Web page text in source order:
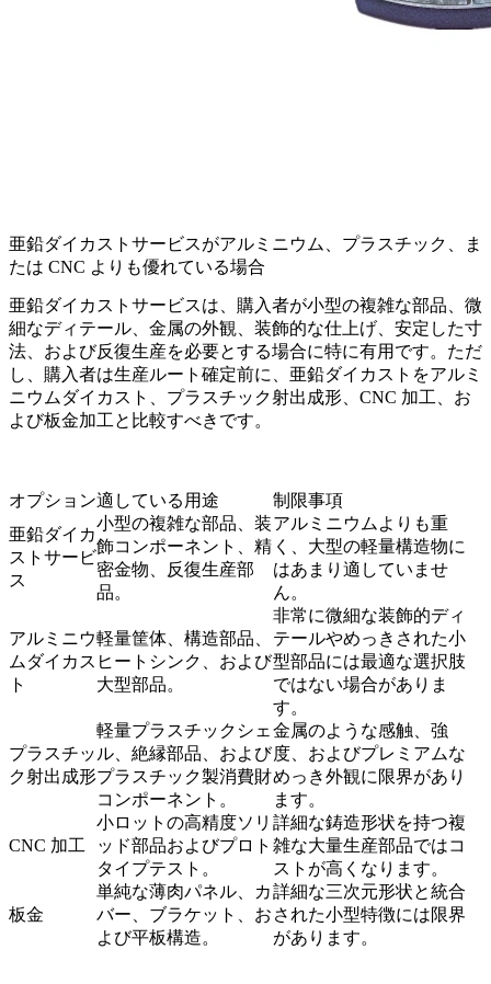
亜鉛ダイカストサービスがアルミニウム、プラスチック、ま
たは CNC よりも優れている場合
亜鉛ダイカストサービスは、購入者が小型の複雑な部品、微
細なディテール、金属の外観、装飾的な仕上げ、安定した寸
法、および反復生産を必要とする場合に特に有用です。ただ
し、購入者は生産ルート確定前に、亜鉛ダイカストをアルミ
ニウムダイカスト、プラスチック射出成形、CNC 加工、お
よび板金加工と比較すべきです。
オプション適している用途
制限事項
亜鉛ダイカ
ストサービ
ス
小型の複雑な部品、装
飾コンポーネント、精
密金物、反復生産部
品。
アルミニウムよりも重
く、大型の軽量構造物に
はあまり適していませ
ん。
アルミニウ
ムダイカス
ト
軽量筐体、構造部品、
ヒートシンク、および
大型部品。
非常に微細な装飾的ディ
テールやめっきされた小
型部品には最適な選択肢
ではない場合がありま
す。
プラスチッ
ク射出成形
軽量プラスチックシェ
ル、絶縁部品、および
プラスチック製消費財
コンポーネント。
金属のような感触、強
度、およびプレミアムな
めっき外観に限界があり
ます。
CNC 加工
小ロットの高精度ソリ
ッド部品およびプロト
タイプテスト。
詳細な鋳造形状を持つ複
雑な大量生産部品ではコ
ストが高くなります。
板金
単純な薄肉パネル、カ
バー、ブラケット、お
よび平板構造。
詳細な三次元形状と統合
された小型特徴には限界
があります。